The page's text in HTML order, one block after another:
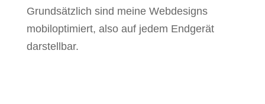
Grundsätzlich sind meine Webdesigns
mobiloptimiert, also auf jedem Endgerät
darstellbar.